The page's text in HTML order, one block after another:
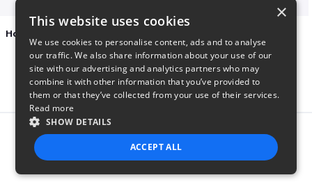
Report this product
×
This website uses cookies
We use cookies to personalise content, ads and to analyse
our traffic. We also share information about your use of our
site with our advertising and analytics partners who may
combine it with other information that you’ve provided to
them or that they’ve collected from your use of their services.
Read more
SHOW DETAILS
ACCEPT ALL